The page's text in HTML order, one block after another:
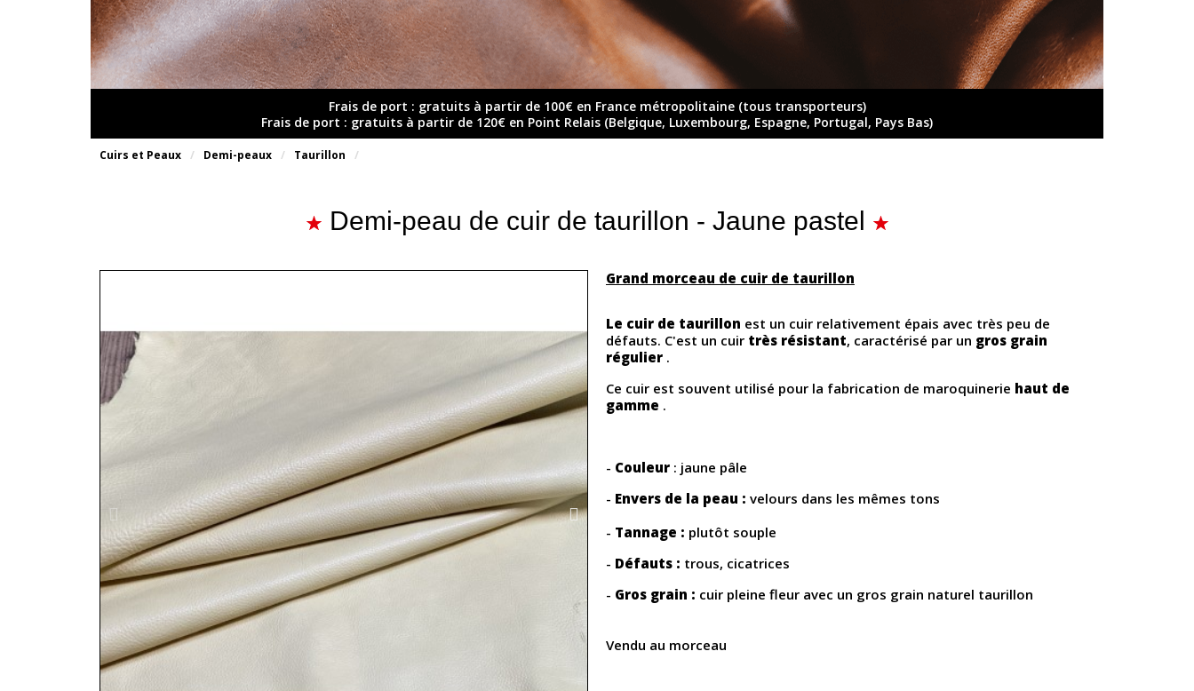
Frais de port : gratuits à partir de 100€ en France métropolitaine (tous transporteurs)
Frais de port : gratuits à partir de 120€ en Point Relais (Belgique, Luxembourg, Espagne, Portugal, Pays Bas)
Cuirs et Peaux Demi-peaux Taurillon
Demi-peau de cuir de taurillon - Jaune pastel
Grand morceau de cuir de taurillon
Le cuir de taurillon est un cuir relativement épais avec très peu de
défauts. C'est un cuir très résistant, caractérisé par un gros grain
régulier .
Ce cuir est souvent utilisé pour la fabrication de maroquinerie haut de
gamme .
- Couleur : jaune pâle
- Envers de la peau : velours dans les mêmes tons
- Tannage : plutôt souple
- Défauts : trous, cicatrices
- Gros grain : cuir pleine fleur avec un gros grain naturel taurillon
Vendu au morceau